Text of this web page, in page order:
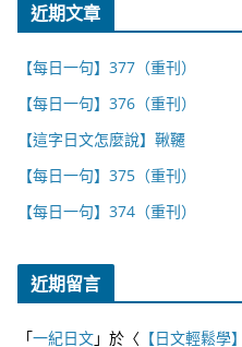
近期文章
【每日一句】377（重刊）
【每日一句】376（重刊）
【這字日文怎麼說】鞦韆
【每日一句】375（重刊）
【每日一句】374（重刊）
近期留言
「一紀日文」於〈 【日文輕鬆學